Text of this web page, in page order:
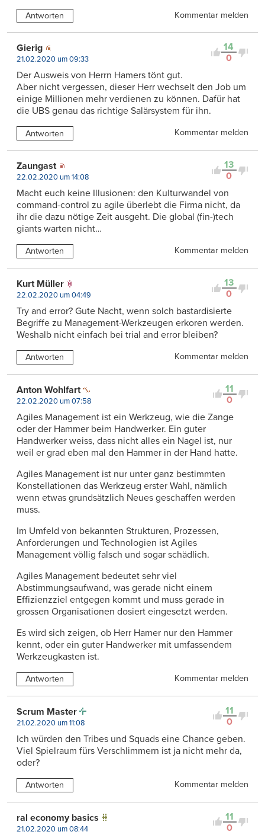
Antworten Kommentar melden
14
0
Gierig
21.02.2020 um 09:33
Der Ausweis von Herrn Hamers tönt gut.
Aber nicht vergessen, dieser Herr wechselt den Job um
einige Millionen mehr verdienen zu können. Dafür hat
die UBS genau das richtige Salärsystem für ihn.
Antworten Kommentar melden
13
0
Zaungast
22.02.2020 um 14:08
Macht euch keine Illusionen: den Kulturwandel von
command-control zu agile überlebt die Firma nicht, da
ihr die dazu nötige Zeit ausgeht. Die global (fin-)tech
giants warten nicht…
Antworten Kommentar melden
13
0
Kurt Müller
22.02.2020 um 04:49
Try and error? Gute Nacht, wenn solch bastardisierte
Begriffe zu Management-Werkzeugen erkoren werden.
Weshalb nicht einfach bei trial and error bleiben?
Antworten Kommentar melden
11
0
Anton Wohlfart
22.02.2020 um 07:58
Agiles Management ist ein Werkzeug, wie die Zange
oder der Hammer beim Handwerker. Ein guter
Handwerker weiss, dass nicht alles ein Nagel ist, nur
weil er grad eben mal den Hammer in der Hand hatte.
Agiles Management ist nur unter ganz bestimmten
Konstellationen das Werkzeug erster Wahl, nämlich
wenn etwas grundsätzlich Neues geschaffen werden
muss.
Im Umfeld von bekannten Strukturen, Prozessen,
Anforderungen und Technologien ist Agiles
Management völlig falsch und sogar schädlich.
Agiles Management bedeutet sehr viel
Abstimmungsaufwand, was gerade nicht einem
Effizienzziel entgegen kommt und muss gerade in
grossen Organisationen dosiert eingesetzt werden.
Es wird sich zeigen, ob Herr Hamer nur den Hammer
kennt, oder ein guter Handwerker mit umfassendem
Werkzeugkasten ist.
Antworten Kommentar melden
11
0
Scrum Master
21.02.2020 um 11:08
Ich würden den Tribes und Squads eine Chance geben.
Viel Spielraum fürs Verschlimmern ist ja nicht mehr da,
oder?
Antworten Kommentar melden
11
0
ral economy basics
21.02.2020 um 08:44